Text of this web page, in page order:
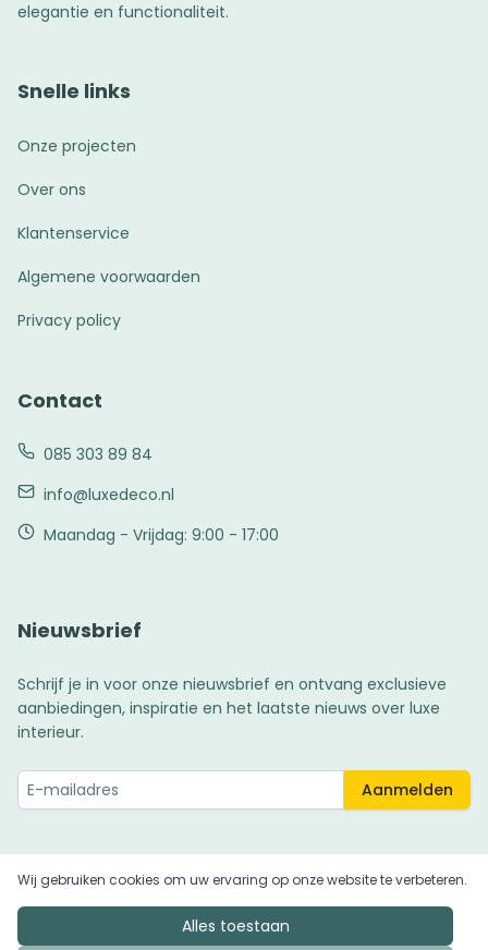
Wij gebruiken cookies om uw ervaring op onze website te verbeteren.
Alles toestaan
elegantie en functionaliteit.
Snelle links
Onze projecten
Over ons
Klantenservice
Algemene voorwaarden
Privacy policy
Contact
085 303 89 84
info@luxedeco.nl
Maandag - Vrijdag: 9:00 - 17:00
Nieuwsbrief
Schrijf je in voor onze nieuwsbrief en ontvang exclusieve
aanbiedingen, inspiratie en het laatste nieuws over luxe
interieur.
Aanmelden
© 2025 LuxeDeco. Alle rechten voorbehouden.